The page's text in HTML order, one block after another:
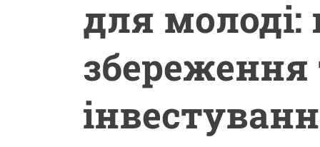
для молоді:
збереження